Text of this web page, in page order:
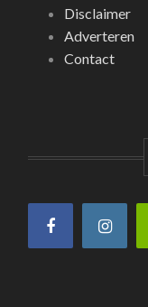
Disclaimer
Adverteren
Contact